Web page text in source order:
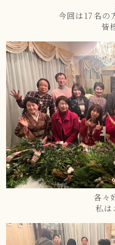
今回は17名の
皆
各々
私